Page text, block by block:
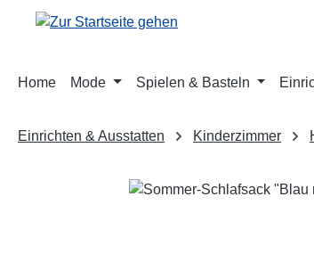
Hauptinhalt springen
Zur Suche springen
Zur Hauptnavigation springen
Home Mode Spielen & Basteln
Einrichten & Ausstatten Kinderzimmer
Bildergalerie überspringen